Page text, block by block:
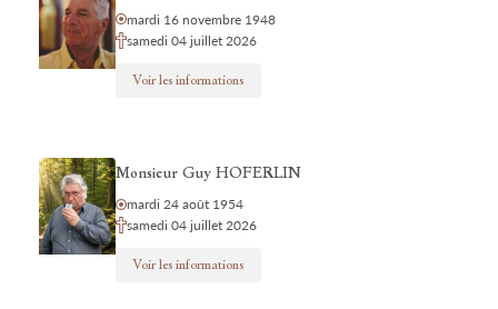
mardi 16 novembre 1948
samedi 04 juillet 2026
Voir les informations
Monsieur Guy HOFERLIN
mardi 24 août 1954
samedi 04 juillet 2026
Voir les informations